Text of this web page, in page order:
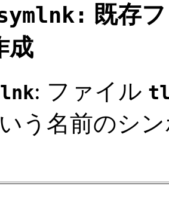
既存
成
: ファイル
う名前のシ